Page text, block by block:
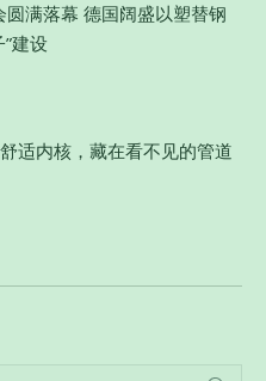
满落幕 德国阔盛以塑替钢
”建设
适内核，藏在看不见的管道